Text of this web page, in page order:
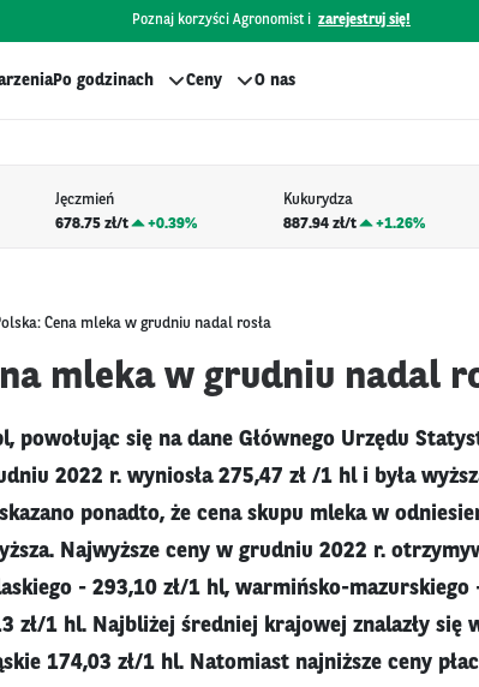
Poznaj korzyści Agronomist i zarejestruj się!
Po godzinach Ceny O nas
Jęczmień
678.75 zł/t
+0.39%
Kukurydza
887.94 zł/t
+1.26%
Cena mleka w grudniu nadal rosła
mleka w grudniu nadal
powołując się na dane Głównego Urzędu
2022 r. wyniosła 275,47 zł /1 hl i była
ponadto, że cena skupu mleka w
Najwyższe ceny w grudniu 2022 r.
- 293,10 zł/1 hl, warmińsko-mazurskiego
zł/1 hl. Najbliżej średniej krajowej znalazły się
174,03 zł/1 hl. Natomiast najniższe ceny